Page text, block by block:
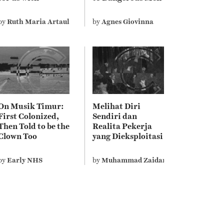
it
Ruth Maria Artauli Purbaon Screen
byAgnes Giovinna
Musik Timur:
Colonized,
Told to be the
Too
Early NHS
Melihat Diri
Sendiri dan
Realita Pekerja
yang Dieksploitasi
Edwin
byMuhammad Zaidan